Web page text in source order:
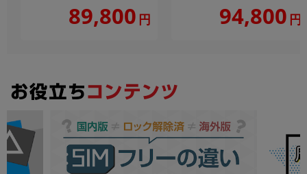
89,800 円 94,800 円